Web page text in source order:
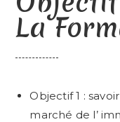
La
Objectif 1 :
marché de l’